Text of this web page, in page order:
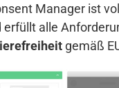
Manager ist
erfüllt alle
gemäß